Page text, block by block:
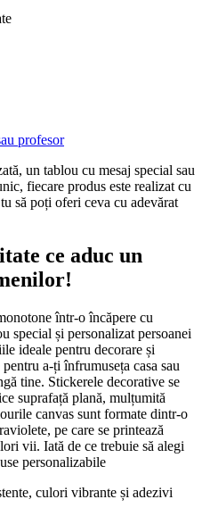
profesor
un tablou cu mesaj special sau
fiecare produs este realizat cu
să poți oferi ceva cu adevărat
ce aduc un
într-o încăpere cu
special și personalizat persoanei
ideale pentru decorare și
a-ți înfrumuseța casa sau
tine. Stickerele decorative se
suprafață plană, mulțumită
canvas sunt formate dintr-o
pe care se printează
vii. Iată de ce trebuie să alegi
personalizabile
culori vibrante și adezivi